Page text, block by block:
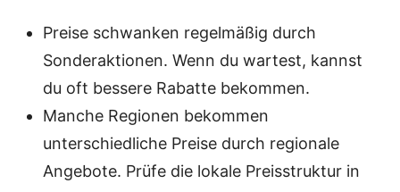
Preise schwanken regelmäßig durch
Sonderaktionen. Wenn du wartest, kannst
du oft bessere Rabatte bekommen.
Manche Regionen bekommen
unterschiedliche Preise durch regionale
Angebote. Prüfe die lokale Preisstruktur in